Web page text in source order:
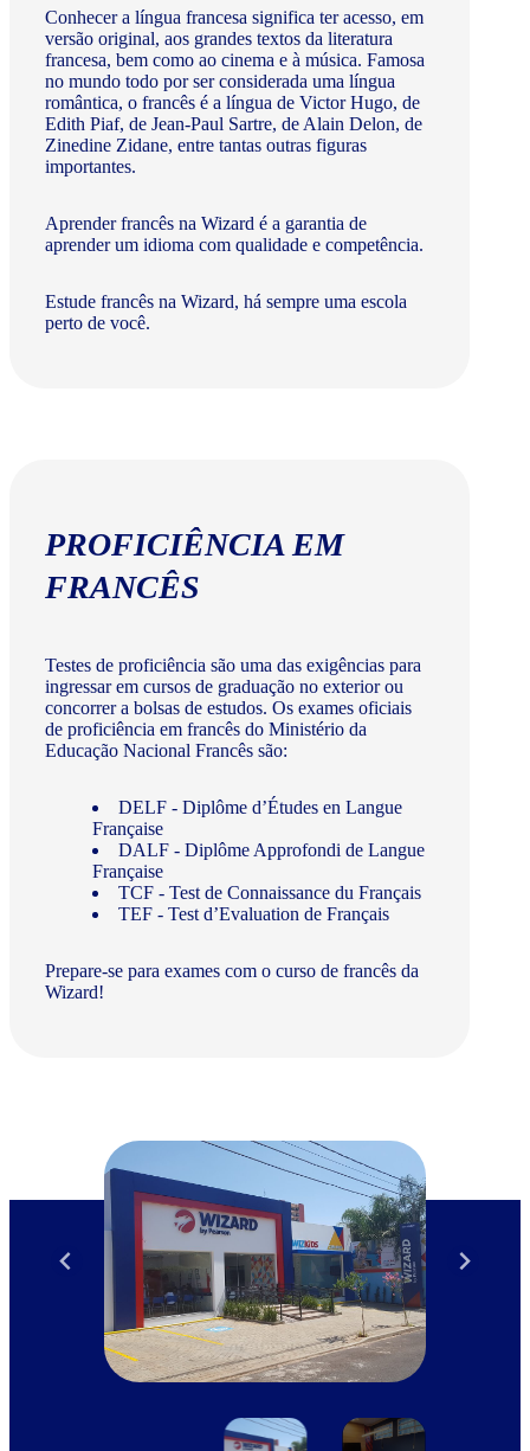
Conhecer a língua francesa significa ter acesso, em
versão original, aos grandes textos da literatura
francesa, bem como ao cinema e à música. Famosa
no mundo todo por ser considerada uma língua
romântica, o francês é a língua de Victor Hugo, de
Edith Piaf, de Jean-Paul Sartre, de Alain Delon, de
Zinedine Zidane, entre tantas outras figuras
importantes.
Aprender francês na Wizard é a garantia de
aprender um idioma com qualidade e competência.
Estude francês na Wizard, há sempre uma escola
perto de você.
PROFICIÊNCIA EM
FRANCÊS
Testes de proficiência são uma das exigências para
ingressar em cursos de graduação no exterior ou
concorrer a bolsas de estudos. Os exames oficiais
de proficiência em francês do Ministério da
Educação Nacional Francês são:
DELF - Diplôme d’Études en Langue
Française
DALF - Diplôme Approfondi de Langue
Française
TCF - Test de Connaissance du Français
TEF - Test d’Evaluation de Français
Prepare-se para exames com o curso de francês da
Wizard!